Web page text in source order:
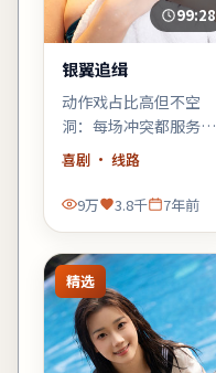
99:28
银翼追缉
动作戏占比高但不空
洞：每场冲突都服务于
人物弧光，宁浩擅长的
群像调度在此片依然
稳。
喜剧· 线路
9万 3.8千 7年前
精选